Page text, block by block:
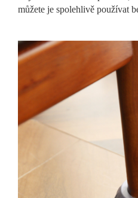
můžete je spolehlivě používat